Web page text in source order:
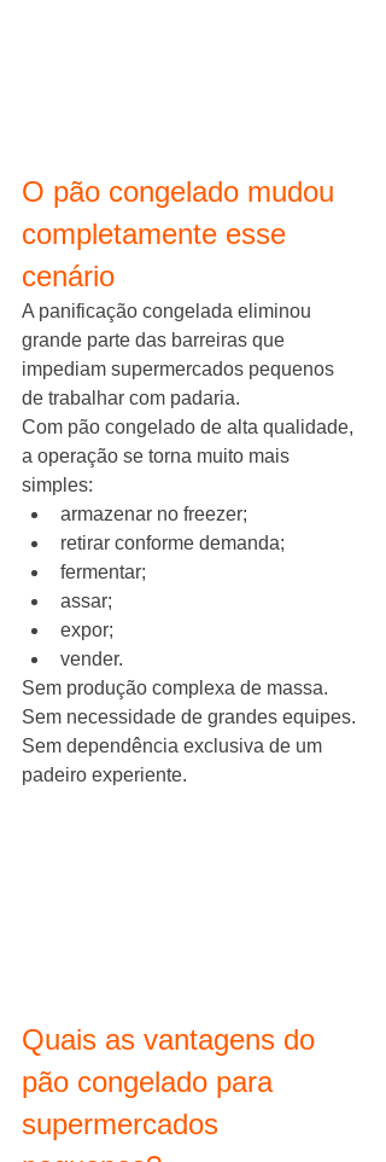
O pão congelado mudou
completamente esse
cenário
A panificação congelada eliminou
grande parte das barreiras que
impediam supermercados pequenos
de trabalhar com padaria.
Com pão congelado de alta qualidade,
a operação se torna muito mais
simples:
armazenar no freezer;
retirar conforme demanda;
fermentar;
assar;
expor;
vender.
Sem produção complexa de massa.
Sem necessidade de grandes equipes.
Sem dependência exclusiva de um
padeiro experiente.
Quais as vantagens do
pão congelado para
supermercados